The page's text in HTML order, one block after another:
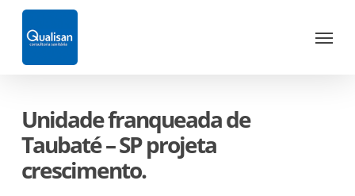
Menu
Unidade franqueada de
Taubaté – SP projeta
crescimento.